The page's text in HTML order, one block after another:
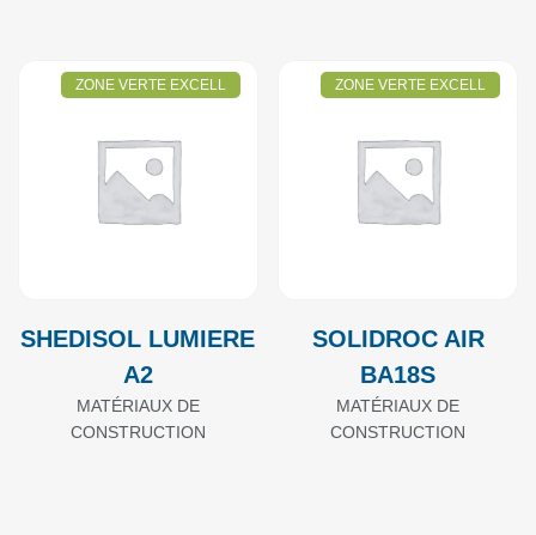
ZONE VERTE EXCELL
SHEDISOL LUMIERE
A2
MATÉRIAUX DE
CONSTRUCTION
ZONE VERTE EXCELL
SOLIDROC AIR
BA18S
MATÉRIAUX DE
CONSTRUCTION